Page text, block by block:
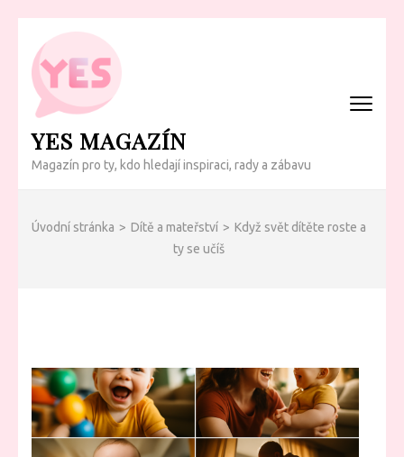
Přeskočit
obsah
(Enter)
YES MAGAZÍN
Magazín pro ty, kdo hledají inspiraci, rady a zábavu
Úvodní stránka > Dítě a mateřství > Když svět dítěte roste a
ty se učíš